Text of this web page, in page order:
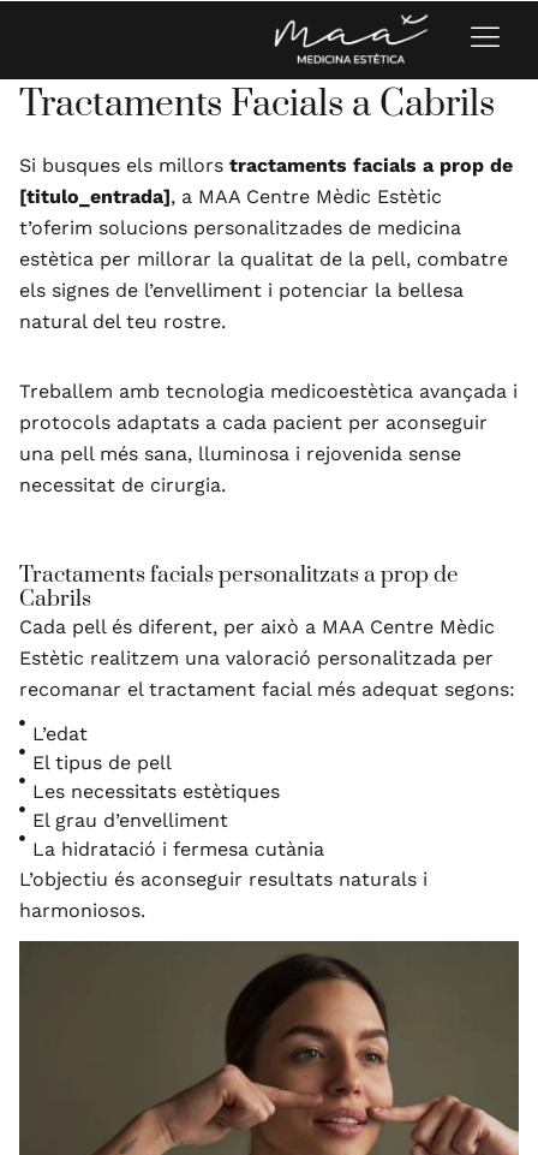
Tractaments Facials a Cabrils
Si busques els millors tractaments facials a prop de
[titulo_entrada], a MAA Centre Mèdic Estètic
t’oferim solucions personalitzades de medicina
estètica per millorar la qualitat de la pell, combatre
els signes de l’envelliment i potenciar la bellesa
natural del teu rostre.
Treballem amb tecnologia medicoestètica avançada i
protocols adaptats a cada pacient per aconseguir
una pell més sana, lluminosa i rejovenida sense
necessitat de cirurgia.
Tractaments facials personalitzats a prop de
Cabrils
Cada pell és diferent, per això a MAA Centre Mèdic
Estètic realitzem una valoració personalitzada per
recomanar el tractament facial més adequat segons:
L’edat
El tipus de pell
Les necessitats estètiques
El grau d’envelliment
La hidratació i fermesa cutània
L’objectiu és aconseguir resultats naturals i
harmoniosos.